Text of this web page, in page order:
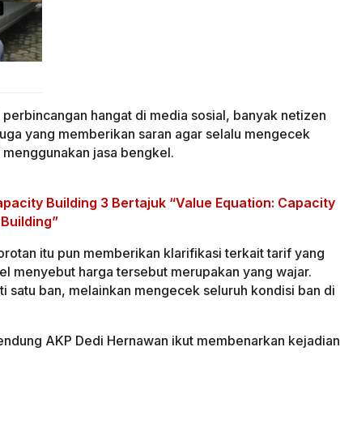
hangat di media sosial, banyak netizen
yang memberikan saran agar selalu mengecek
jasa bengkel.
Building 3 Bertajuk “Value Equation: Capacity
itu pun memberikan klarifikasi terkait tarif yang
menyebut harga tersebut merupakan yang wajar.
satu ban, melainkan mengecek seluruh kondisi ban di
AKP Dedi Hernawan ikut membenarkan kejadian